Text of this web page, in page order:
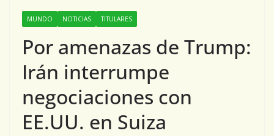
MUNDO NOTICIAS TITULARES
Por amenazas de Trump:
Irán interrumpe
negociaciones con
EE.UU. en Suiza